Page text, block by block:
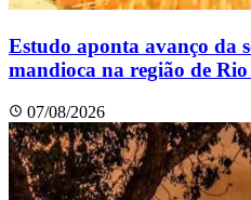
Estudo aponta avanço da
mandioca na região de
07/08/2026